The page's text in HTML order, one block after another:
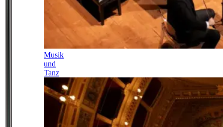
Musik
und
Tanz